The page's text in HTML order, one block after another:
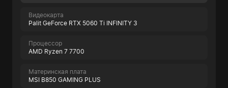
Видеокарта
Palit GeForce RTX 5060 Ti INFINITY 3
Процессор
AMD Ryzen 7 7700
Материнская плата
MSI B850 GAMING PLUS